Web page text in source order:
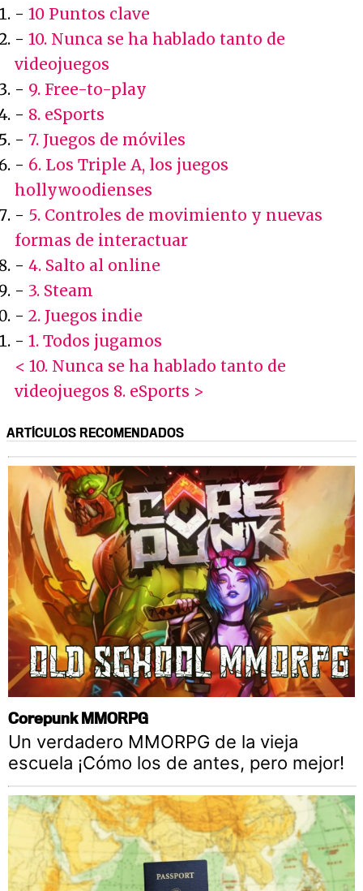
- 10 Puntos clave
- 10. Nunca se ha hablado tanto de
videojuegos
- 9. Free-to-play
- 8. eSports
- 7. Juegos de móviles
- 6. Los Triple A, los juegos
hollywoodienses
- 5. Controles de movimiento y nuevas
formas de interactuar
- 4. Salto al online
- 3. Steam
- 2. Juegos indie
- 1. Todos jugamos
< 10. Nunca se ha hablado tanto de
videojuegos 8. eSports >
ARTÍCULOS RECOMENDADOS
Corepunk MMORPG
Un verdadero MMORPG de la vieja
escuela ¡Cómo los de antes, pero mejor!